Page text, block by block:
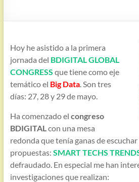
Hoy he asistido a la primera
jornada del BDIGITAL GLOBAL
CONGRESS que tiene como eje
temático el Big Data. Son tres
días: 27, 28 y 29 de mayo.
Ha comenzado el congreso
BDIGITALcon una mesa
redonda que tenía ganas de
propuestas: SMART TECHS
defraudado. En especial me han
investigaciones que realizan: